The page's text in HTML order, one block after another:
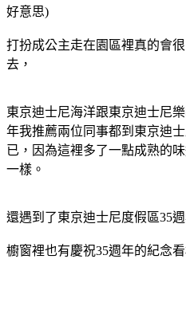
好意思)
打扮成公主走在園區裡真的會
去，
東京迪士尼海洋跟東京迪士尼
年我推薦兩位同事都到東京迪
已，因為這裡多了一點成熟的
一樣。
還遇到了東京迪士尼度假區35
櫥窗裡也有慶祝35週年的紀念看